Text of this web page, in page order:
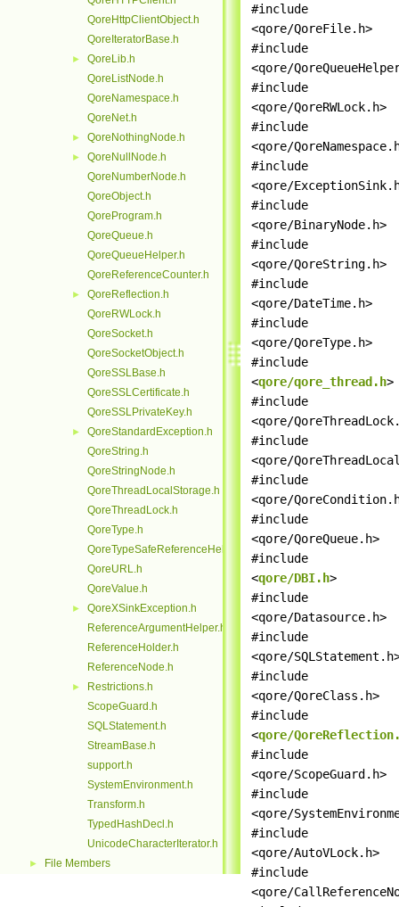
QoreHttpClientObject.h
QoreIteratorBase.h
►
QoreLib.h
QoreListNode.h
QoreNamespace.h
QoreNet.h
► QoreNothingNode.h
►
QoreNullNode.h
QoreNumberNode.h
QoreObject.h
QoreProgram.h
QoreQueue.h
QoreQueueHelper.h
QoreReferenceCounter.h
►
QoreReflection.h
QoreRWLock.h
QoreSocket.h
QoreSocketObject.h
QoreSSLBase.h
QoreSSLCertificate.h
QoreSSLPrivateKey.h
►
QoreStandardException.h
QoreString.h
QoreStringNode.h
QoreThreadLocalStorage.h
QoreThreadLock.h
QoreType.h
QoreTypeSafeReferenceHelper.h
QoreURL.h
QoreValue.h
►
QoreXSinkException.h
ReferenceArgumentHelper.h
ReferenceHolder.h
ReferenceNode.h
►
Restrictions.h
ScopeGuard.h
SQLStatement.h
StreamBase.h
support.h
SystemEnvironment.h
Transform.h
TypedHashDecl.h
UnicodeCharacterIterator.h
► File Members
#include
<qore/QoreFile.h>
#include
<qore/
#include
<qore/QoreRWLock.h>
#include
<qore/
#include
<qore/
#include
<qore/BinaryNode.h>
#include
<qore/QoreString.h>
#include
<qore/DateTime.h>
#include
<qore/QoreType.h>
#include
<qore/qore_thread.h>
#include
<qore/
#include
<qore/
#include
<qore/
#include
<qore/QoreQueue.h>
#include
<qore/DBI.h>
#include
<qore/Datasource.h>
#include
<qore/
#include
<qore/QoreClass.h>
#include
<qore/
#include
<qore/ScopeGuard.h>
#include
<qore/
#include
<qore/AutoVLock.h>
#include
<qore/